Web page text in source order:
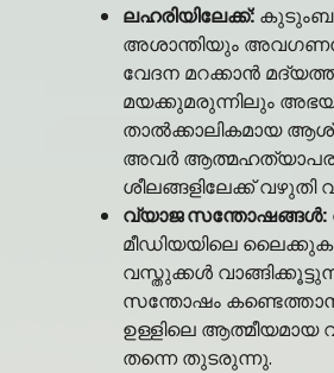
ലഹരിയിലേക്ക്:
അശാന്തിയും
വേദന മറക്കാൻ
മയക്കുമരുന്നിലും
താൽക്കാലികമായ
അവർ
ശീലങ്ങളിലേക്ക് വഴുതി
വ്യാജ സന്തോഷങ്ങൾ:
മീഡിയയിലെ
വസ്തുക്കൾ
സന്തോഷം കണ്ടെത്താൻ
ഉള്ളിലെ ആത്മീയമായ
തന്നെ തുടരുന്നു.